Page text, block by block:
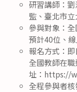
研習講師：
監、臺北市
參與對象：
預計40位、
報名方式：
全國教師在
址：https://
全程參與者